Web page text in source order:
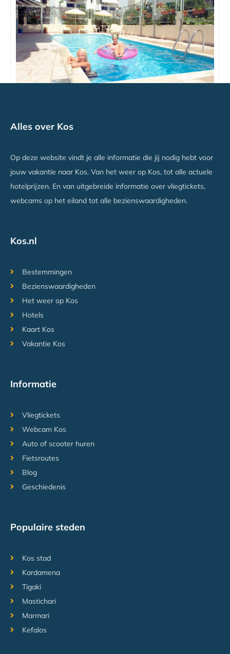
Alles over Kos
Op deze website vindt je alle informatie die jij nodig hebt voor
jouw vakantie naar Kos. Van het weer op Kos, tot alle actuele
hotelprijzen. En van uitgebreide informatie over vliegtickets,
webcams op het eiland tot alle bezienswaardigheden.
Kos.nl
Bestemmingen
Bezienswaardigheden
Het weer op Kos
Hotels
Kaart Kos
Vakantie Kos
Informatie
Vliegtickets
Webcam Kos
Auto of scooter huren
Fietsroutes
Blog
Geschiedenis
Populaire steden
Kos stad
Kardamena
Tigaki
Mastichari
Marmari
Kefalos